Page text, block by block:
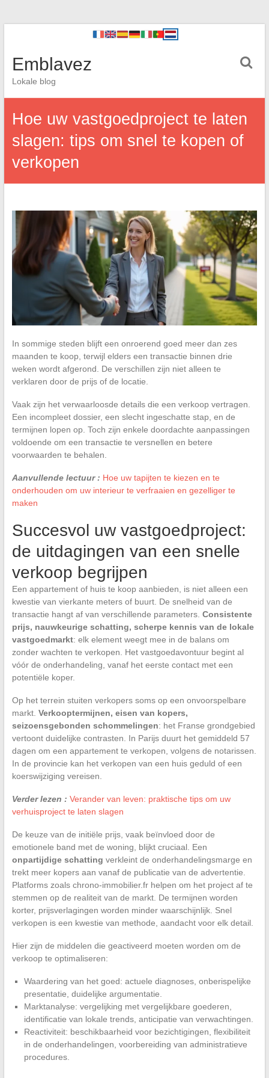
Emblavez
Lokale blog
Hoe uw vastgoedproject te laten
slagen: tips om snel te kopen of
verkopen
In sommige steden blijft een onroerend goed meer dan zes
maanden te koop, terwijl elders een transactie binnen drie
weken wordt afgerond. De verschillen zijn niet alleen te
verklaren door de prijs of de locatie.
Vaak zijn het verwaarloosde details die een verkoop vertragen.
Een incompleet dossier, een slecht ingeschatte stap, en de
termijnen lopen op. Toch zijn enkele doordachte aanpassingen
voldoende om een transactie te versnellen en betere
voorwaarden te behalen.
Aanvullende lectuur : Hoe uw tapijten te kiezen en te
onderhouden om uw interieur te verfraaien en gezelliger te
maken
Succesvol uw vastgoedproject:
de uitdagingen van een snelle
verkoop begrijpen
Een appartement of huis te koop aanbieden, is niet alleen een
kwestie van vierkante meters of buurt. De snelheid van de
transactie hangt af van verschillende parameters. Consistente
prijs, nauwkeurige schatting, scherpe kennis van de lokale
vastgoedmarkt: elk element weegt mee in de balans om
zonder wachten te verkopen. Het vastgoedavontuur begint al
vóór de onderhandeling, vanaf het eerste contact met een
potentiële koper.
Op het terrein stuiten verkopers soms op een onvoorspelbare
markt. Verkooptermijnen, eisen van kopers,
seizoensgebonden schommelingen: het Franse grondgebied
vertoont duidelijke contrasten. In Parijs duurt het gemiddeld 57
dagen om een appartement te verkopen, volgens de notarissen.
In de provincie kan het verkopen van een huis geduld of een
koerswijziging vereisen.
Verder lezen : Verander van leven: praktische tips om uw
verhuisproject te laten slagen
De keuze van de initiële prijs, vaak beïnvloed door de
emotionele band met de woning, blijkt cruciaal. Een
onpartijdige schatting verkleint de onderhandelingsmarge en
trekt meer kopers aan vanaf de publicatie van de advertentie.
Platforms zoals chrono-immobilier.fr helpen om het project af te
stemmen op de realiteit van de markt. De termijnen worden
korter, prijsverlagingen worden minder waarschijnlijk. Snel
verkopen is een kwestie van methode, aandacht voor elk detail.
Hier zijn de middelen die geactiveerd moeten worden om de
verkoop te optimaliseren:
Waardering van het goed: actuele diagnoses, onberispelijke
presentatie, duidelijke argumentatie.
Marktanalyse: vergelijking met vergelijkbare goederen,
identificatie van lokale trends, anticipatie van verwachtingen.
Reactiviteit: beschikbaarheid voor bezichtigingen, flexibiliteit
in de onderhandelingen, voorbereiding van administratieve
procedures.